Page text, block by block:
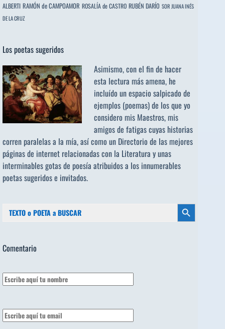
ALBERTI RAMÓN de CAMPOAMOR ROSALÍA de CASTRO RUBÉN DARÍO SOR JUANA INÉS
DE LA CRUZ
Los poetas sugeridos
Asimismo, con el fin de hacer
esta lectura más amena, he
incluído un espacio salpicado de
ejemplos (poemas) de los que yo
considero mis Maestros, mis
amigos de fatigas cuyas historias
corren paralelas a la mía, así como un Directorio de las mejores
páginas de internet relacionadas con la Literatura y unas
interminables gotas de poesía atribuidos a los innumerables
poetas sugeridose invitados.
Botón de búsqueda
Comentario